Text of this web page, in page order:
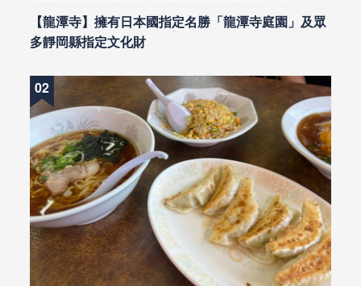
【龍潭寺】擁有日本國指定名勝「龍潭寺庭園」及眾
多靜岡縣指定文化財